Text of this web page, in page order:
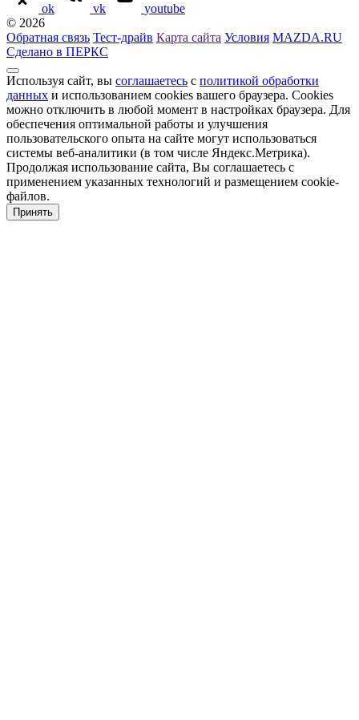
ok vk
youtube
© 2026
Обратная связь Тест-драйв Карта сайта Условия MAZDA.RU
Сделано в ПЕРКС
Используя сайт, вы соглашаетесь с политикой обработки
данных и использованием cookies вашего браузера. Cookies
можно отключить в любой момент в настройках браузера. Для
обеспечения оптимальной работы и улучшения
пользовательского опыта на сайте могут использоваться
системы веб-аналитики (в том числе Яндекс.Метрика).
Продолжая использование сайта, Вы соглашаетесь с
применением указанных технологий и размещением cookie-
файлов.
Принять